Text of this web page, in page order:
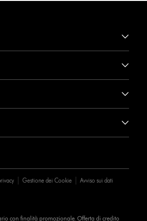
Gestione dei Cookie Avviso sui dati
con finalità promozionale. Offerta di credito